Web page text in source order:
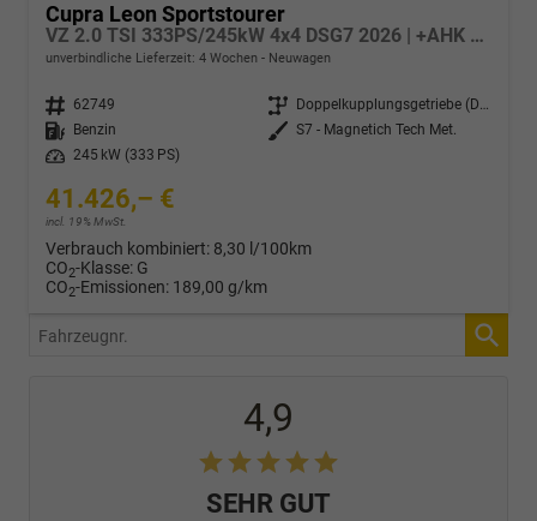
Cupra Leon Sportstourer
VZ 2.0 TSI 333PS/245kW 4x4 DSG7 2026 | +AHK +PANO +NAVI +Matrix +Immersive +5J Erw. Garantie
unverbindliche Lieferzeit: 4 Wochen Neuwagen
Fahrzeugnr. 62749 Getriebe
Doppelkupplungsgetriebe (DSG)
Kraftstoff
Benzin Außenfarbe S7 - Magnetich Tech Met.
Leistung
245 kW (333 PS)
41.426,– €
incl. 19% MwSt.
Verbrauch kombiniert: 8,30 l/100km
CO2-Klasse: G
CO2-Emissionen: 189,00 g/km
Fahrzeugnr.
4,9
SEHR GUT